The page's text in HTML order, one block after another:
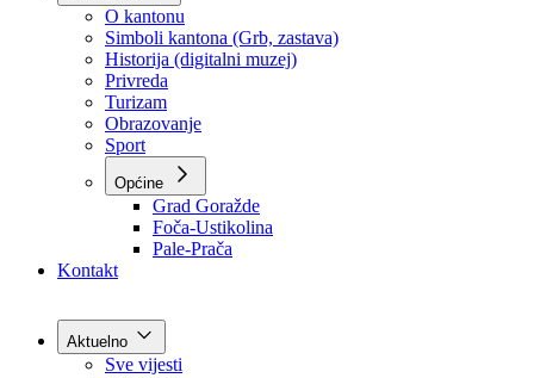
Značajni dokumenti
O kantonu
O kantonu
Simboli kantona (Grb, zastava)
Historija (digitalni muzej)
Privreda
Turizam
Obrazovanje
Sport
Općine
Kontakt